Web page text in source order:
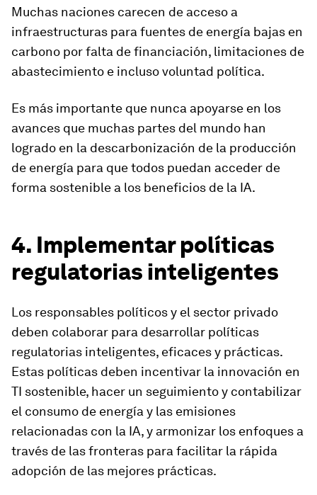
Muchas naciones carecen de acceso a
infraestructuras para fuentes de energía bajas en
carbono por falta de financiación, limitaciones de
abastecimiento e incluso voluntad política.
Es más importante que nunca apoyarse en los
avances que muchas partes del mundo han
logrado en la descarbonización de la producción
de energía para que todos puedan acceder de
forma sostenible a los beneficios de la IA.
4. Implementar políticas
regulatorias inteligentes
Los responsables políticos y el sector privado
deben colaborar para desarrollar políticas
regulatorias inteligentes, eficaces y prácticas.
Estas políticas deben incentivar la innovación en
TI sostenible, hacer un seguimiento y contabilizar
el consumo de energía y las emisiones
relacionadas con la IA, y armonizar los enfoques a
través de las fronteras para facilitar la rápida
adopción de las mejores prácticas.